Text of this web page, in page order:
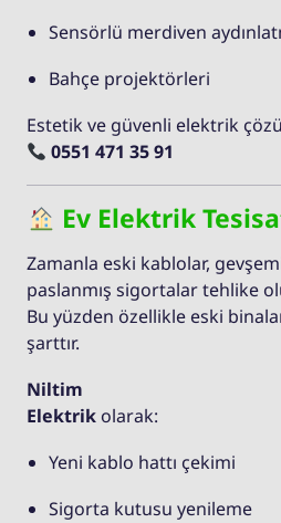
Sensörlü merdiven
Bahçe projektörleri
Estetik ve güvenli elektrik
0551 471 35 91
Ev Elektrik
Zamanla eski kablolar,
paslanmış sigortalar tehlike
Bu yüzden özellikle eski
şarttır.
Niltim
Elektrik olarak:
Yeni kablo hattı çekimi
Sigorta kutusu yenileme